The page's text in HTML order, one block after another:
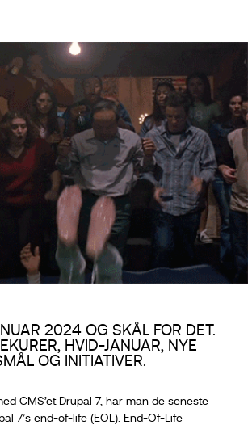
2024 OG SKÅL FOR DET.
HVID-JANUAR, NYE
OG INITIATIVER.
CMS’et Drupal 7, har man de seneste
7’s end-of-life (EOL). End-Of-Life